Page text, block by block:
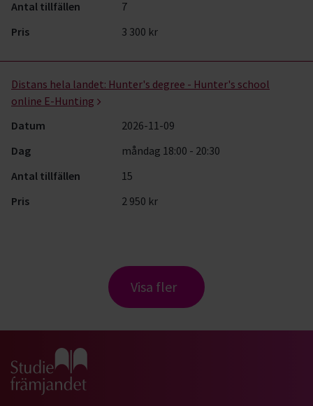
Antal tillfällen
7
Pris
3 300 kr
Distans hela landet: Hunter's degree - Hunter's school
online E-Hunting
Datum
2026-11-09
Dag
måndag 18:00 - 20:30
Antal tillfällen
15
Pris
2 950 kr
Visa fler
Gå till studiefrämjandets startsida